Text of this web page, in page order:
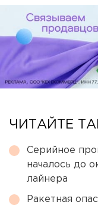
ЧИТАЙТЕ
Серийное
началось до
лайнера
Ракетная